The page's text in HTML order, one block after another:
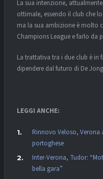
La sua intenzione,
ottimale, essendo il club che
ma la sua ambizione è molto
Champions League e farlo da
La trattativa tra i due club è in
dipendere dal futuro di De
LEGGI ANCHE:
Rinnovo Veloso, Verona
portoghese
Inter-Verona, Tudor:
bella gara”